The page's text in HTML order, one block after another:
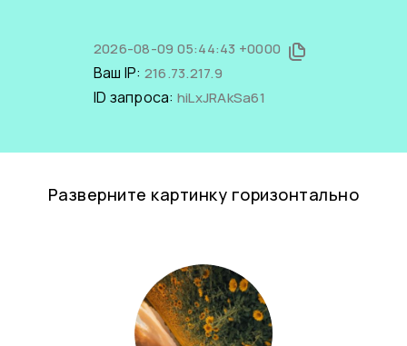
2026-08-09 05:44:43 +0000
Ваш IP: 216.73.217.9
ID запроса: hiLxJRAkSa61
Разверните картинку горизонтально